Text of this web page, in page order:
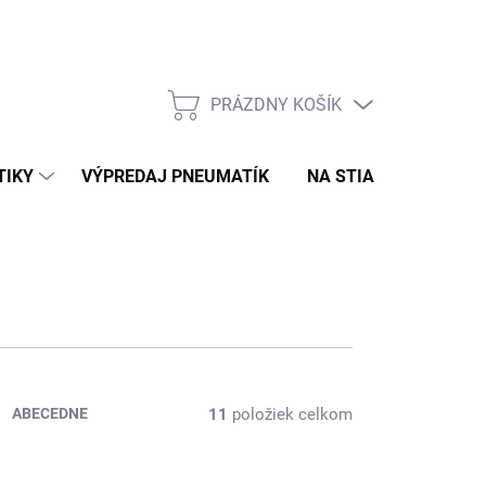
NÁKUPNÝ
PRÁZDNY KOŠÍK
VÝPREDAJ PNEUMATÍK NA STIAHNUTIE
ABECEDNE 11 položiek celkom